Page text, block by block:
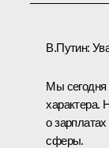
В.Путин:
Мы сегодня
характера.
о
сферы.